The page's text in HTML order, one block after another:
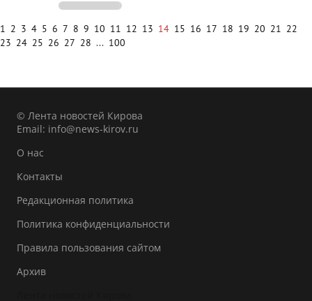
1 2 3 4 5 6 7 8 9 10 11 12 13 14 15 16 17 18 19 20 21 22
23 24 25 26 27 28 ... 100
© Лента новостей Кирова
Email: info@news-kirov.ru
О нас
Контакты
Редакционная политика
Политика конфиденциальности
Правила пользования сайтом
Архив